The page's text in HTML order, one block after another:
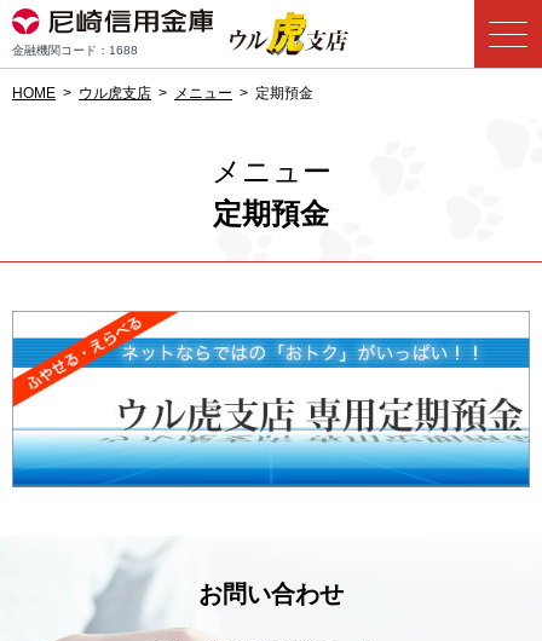
金融機関コード：1688
HOME ウル虎支店 メニュー 定期預金
メニュー
定期預金
お問い合わせ